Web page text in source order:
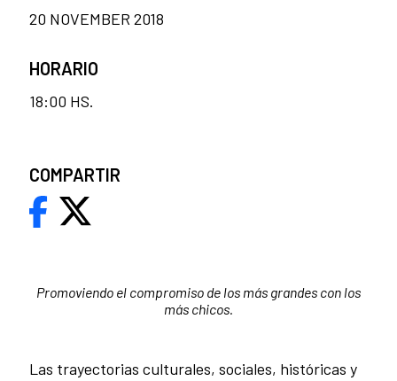
Promoviendo el compromiso de los más grandes con los
más chicos.
Las trayectorias culturales, sociales, históricas y
20 NOVEMBER 2018
HORARIO
18:00 HS.
COMPARTIR